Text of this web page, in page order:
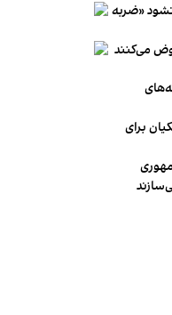
«ضربه
می‌کنند
برای